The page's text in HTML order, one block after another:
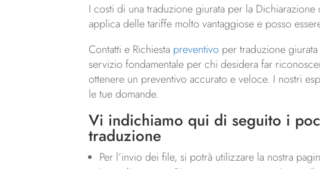
I costi di una traduzione giurata per la
applica delle tariffe molto vantaggiose e posso
Contatti e Richiesta preventivo per traduzione
servizio fondamentale per chi desidera far
ottenere un preventivo accurato e veloce. I nostri
le tue domande.
Vi indichiamo qui di seguito i
traduzione
Per l’invio dei file, si potrà utilizzare la nostra